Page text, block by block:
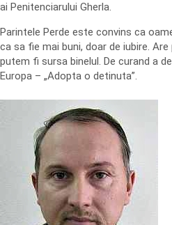
ai Penitenciarului Gherla.
Parintele Perde este convins ca
ca sa fie mai buni, doar de iubire.
putem fi sursa binelul. De curand a
Europa – „Adopta o detinuta”.